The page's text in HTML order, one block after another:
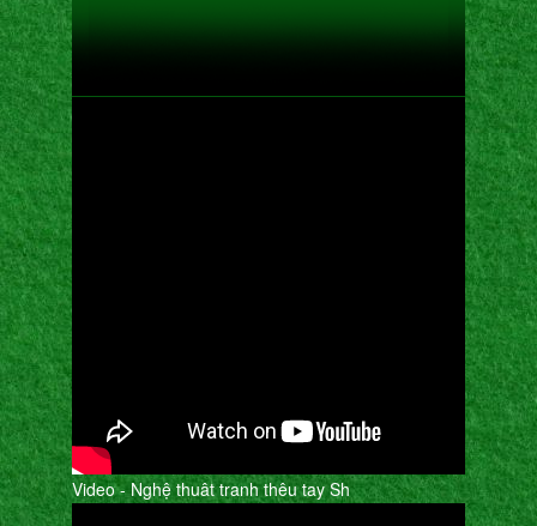
Video - Nghệ thuât tranh thêu tay Sh